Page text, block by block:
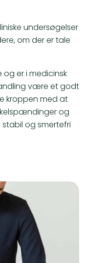
undersøgelser
om der er tale
er i medicinsk
være et godt
kroppen med at
og
og smertefri